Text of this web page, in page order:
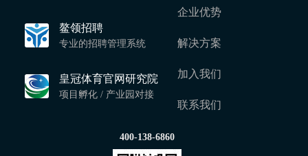
鳌领招聘
专业的招聘管理系统
皇冠体育官网研究院
项目孵化 / 产业园对接
企业优势
解决方案
加入我们
联系我们
400-138-6860